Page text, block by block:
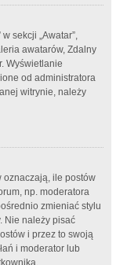
sekcji „Awatar”,
awatarów, Zdalny
Wyświetlanie
od administratora
witrynie, należy
oznaczają, ile postów
np. moderatora
zmieniać stylu
Nie należy pisać
i przez to swoją
i moderator lub